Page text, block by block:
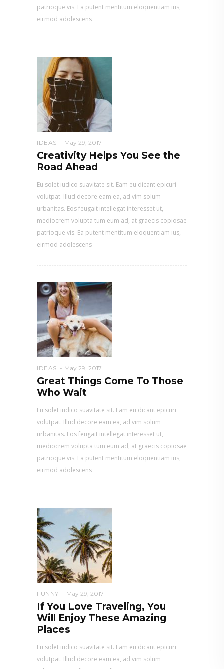
patrioque vis. Ea putent mentitum eloquentiam ius,
eirmod adolescens
IDEAS May 29, 2017
Creativity Helps You See the
Road Ahead
Eu solet iudico suavitate sit. Eam eu dicant epicuri
volutpat. Illud decore eam ea, ad vim solum
urbanitas. Eos feugait intellegat interesset ut,
mediocrem volupta tum eum ad, at graecis copiosae
patrioque vis. Ea putent mentitum eloquentiam ius,
eirmod adolescens
IDEAS May 29, 2017
Great Things Come To Those
Who Wait
Eu solet iudico suavitate sit. Eam eu dicant epicuri
volutpat. Illud decore eam ea, ad vim solum
urbanitas. Eos feugait intellegat interesset ut,
mediocrem volupta tum eum ad, at graecis copiosae
patrioque vis. Ea putent mentitum eloquentiam ius,
eirmod adolescens
FUNNY May 29, 2017
If You Love Traveling, You
Will Enjoy These Amazing
Places
Eu solet iudico suavitate sit. Eam eu dicant epicuri
volutpat. Illud decore eam ea, ad vim solum